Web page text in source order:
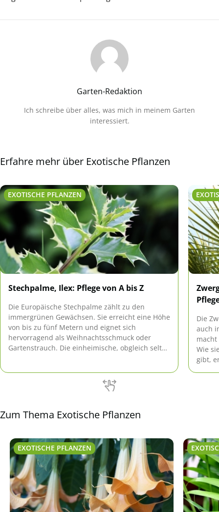
Garten-Redaktion
Ich schreibe über alles, was mich in meinem Garten
interessiert.
Erfahre mehr über Exotische Pflanzen
EXOTISCHE PFLANZEN
Stechpalme, Ilex: Pflege von A bis Z
Die Europäische Stechpalme zählt zu den
immergrünen Gewächsen. Sie erreicht eine Höhe
von bis zu fünf Metern und eignet sich
hervorragend als Weihnachtsschmuck oder
Gartenstrauch. Die einheimische, obgleich selten
besonders pflegeleicht und robust.
Die
auch
Wie
gibt,
Zum Thema Exotische Pflanzen
EXOTISCHE PFLANZEN